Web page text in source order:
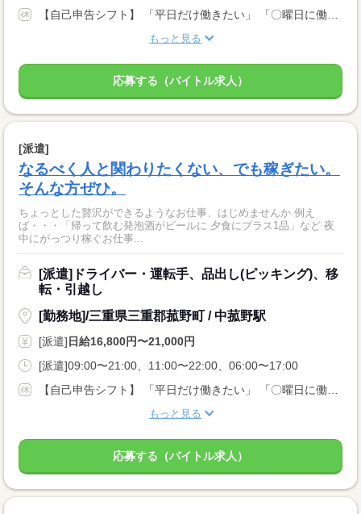
【自己申告シフト】 「平日だけ働きたい」 「〇曜日に働きたい」 など、働き方は自分で選べます。 曜日・時間についてのご希望も 面談の際に教えてくださいね。 ※こちらは中型以上のお仕事の例です
もっと見る
応募する（バイトル求人）
[派遣]
なるべく人と関わりたくない、でも稼ぎたい。
そんな方ぜひ。
ちょっとした贅沢ができるようなお仕事、はじめませんか 例え
ば・・・「帰って飲む発泡酒がビールに 夕食にプラス1品」など 夜
中にがっつり稼ぐお仕事...
[派遣]ドライバー・運転手、品出し(ピッキング)、移
転・引越し
[勤務地]/三重県三重郡菰野町 / 中菰野駅
[派遣] 日給16,800円〜21,000円
[派遣]09:00〜21:00、11:00〜22:00、06:00〜17:00
【自己申告シフト】 「平日だけ働きたい」 「〇曜日に働きたい」 など、働き方は自分で選べます。 曜日・時間についてのご希望も 面談の際に教えてくださいね。 ※こちらは中型以上のお仕事の例です
もっと見る
応募する（バイトル求人）